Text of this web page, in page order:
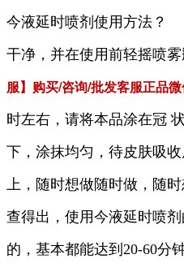
今液延时喷剂使用方法
干净，并在使用前轻摇喷雾
服】购买/咨询/批发客服正品微
时左右，请将本品涂在冠
下，涂抹均匀，待皮肤吸
上，随时想做随时做，
查得出，使用今液延时喷
的，基本都能达到20-60分